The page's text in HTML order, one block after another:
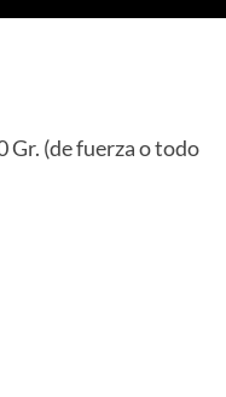
Gr. (de fuerza o todo